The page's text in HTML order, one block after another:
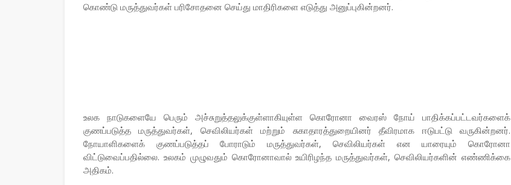
கொண்டு மருத்துவர்கள் பரிசோதனை செய்து மாதிரிகளை எடுத்து அனுப்புகின்றனர்.
உலக நாடுகளையே பெரும் அச்சுறுத்தலுக்குள்ளாகியுள்ள கொரோனா வைரஸ் நோய் பாதிக்கப்பட்டவர்களைக்
குணப்படுத்த மருத்துவர்கள், செவிலியர்கள் மற்றும் சுகாதாரத்துறையினர் தீவிரமாக ஈடுபட்டு வருகின்றனர்.
நோயாளிகளைக் குணப்படுத்தப் போராடும் மருத்துவர்கள், செவிலியர்கள் என யாரையும் கொரோனா
விட்டுவைப்பதில்லை. உலகம் முழுவதும் கொரோனாவால் உயிரிழந்த மருத்துவர்கள், செவிலியர்களின் எண்ணிக்கை
அதிகம்.